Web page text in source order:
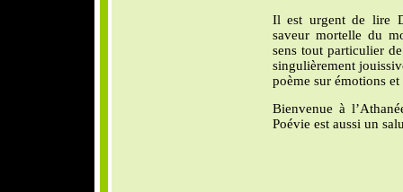
Il est urgent de lire
saveur mortelle du
sens tout particulier
singulièrement
poème sur émotions
Bienvenue à
Poévie est aussi un